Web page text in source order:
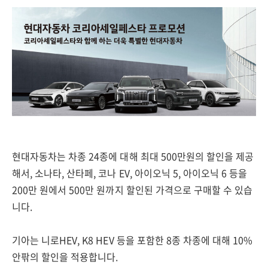
현대자동차는 차종 24종에 대해 최대 500만원의 할인을 제공
해서, 소나타, 산타페, 코나 EV, 아이오닉 5, 아이오닉 6 등을
200만 원에서 500만 원까지 할인된 가격으로 구매할 수 있습
니다.
기아는 니로HEV, K8 HEV 등을 포함한 8종 차종에 대해 10%
안팎의 할인을 적용합니다.